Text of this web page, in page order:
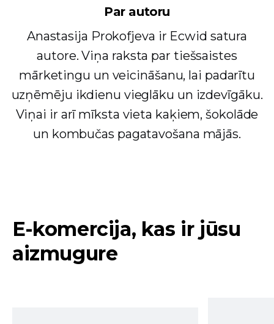
Par autoru
Anastasija Prokofjeva ir Ecwid satura
autore. Viņa raksta par tiešsaistes
mārketingu un veicināšanu, lai padarītu
uzņēmēju ikdienu vieglāku un izdevīgāku.
Viņai ir arī mīksta vieta kaķiem, šokolāde
un kombučas pagatavošana mājās.
E-komercija, kas ir jūsu
aizmugure